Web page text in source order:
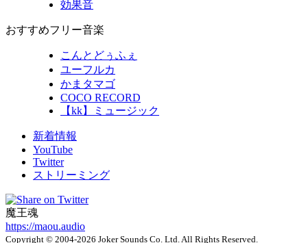
効果音
おすすめフリー音楽
こんとどぅふぇ
ユーフルカ
かまタマゴ
COCO RECORD
【kk】ミュージック
新着情報
YouTube
Twitter
ストリーミング
魔王魂
https://maou.audio
Copyright © 2004-2026 Joker Sounds Co. Ltd. All Rights Reserved.